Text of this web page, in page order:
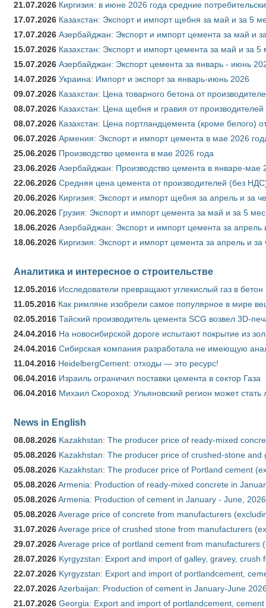
21.07.2026 Киргизия: в июне 2026 года средние
17.07.2026 Казахстан: Экспорт и импорт щебня за май и за 5
17.07.2026 Азербайджан: Экспорт и импорт цемента за май и
15.07.2026 Казахстан: Экспорт и импорт цемента за май и за
15.07.2026 Азербайджан: Экспорт цемента за январь - июнь
14.07.2026 Украина: Импорт и экспорт за январь-июнь 2026
09.07.2026 Казахстан: Цена товарного бетона от
08.07.2026 Казахстан: Цена щебня и гравия от
08.07.2026 Казахстан: Цена портландцемента (кроме белого)
06.07.2026 Армения: Экспорт и импорт цемента в мае 2026
25.06.2026 Производство цемента в мае 2026 года
23.06.2026 Азербайджан: Производство цемента в январе-мае
22.06.2026 Средняя цена цемента от производителей (без
20.06.2026 Киргизия: Экспорт и импорт щебня за апрель и за
20.06.2026 Грузия: Экспорт и импорт цемента за май и за 5
18.06.2026 Азербайджан: Экспорт и импорт цемента за
18.06.2026 Киргизия: Экспорт и импорт цемента за апрель и
Аналитика и интересное о строительстве
12.05.2016 Исследователи превращают углекислый газ в бетон
11.05.2016 Как римляне изобрели самое популярное в мире
02.05.2016 Тайский производитель цемента SCG возвел 3D-
24.04.2016 На новосибирской дороге испытают покрытие из
24.04.2016 Сибирская компания разработала не имеющую
11.04.2016 HeidelbergCement: отходы — это ресурс!
06.04.2016 Израиль ограничил поставки цемента в сектор Газа
06.04.2016 Михаил Скороход: Ульяновский регион может
News in English
08.08.2026 Kazakhstan: The producer price of ready-mixed
05.08.2026 Kazakhstan: The producer price of crushed-stone and
05.08.2026 Kazakhstan: The producer price of Portland cement
05.08.2026Armenia: Production of ready-mixed concrete in
05.08.2026Armenia: Production of cement in January - June, 2026
05.08.2026Average price of concrete from manufacturers
31.07.2026Average price of crushed stone from manufacturers
29.07.2026Average price of portland cement from manufacturers
28.07.2026 Kyrgyzstan: Export and import of galley, gravey,
22.07.2026 Kyrgyzstan: Export and import of portlandcement,
22.07.2026Azerbaijan: Production of cement in January-June
21.07.2026 Georgia: Export and import of portlandcement,